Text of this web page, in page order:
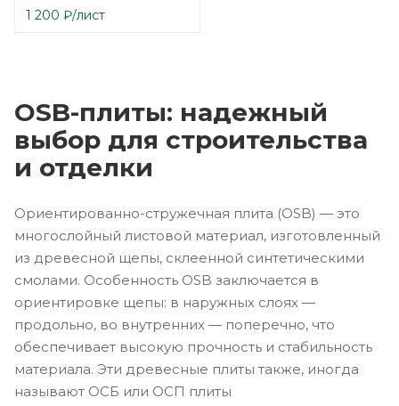
1 200 ₽/лист
OSB-плиты: надежный
выбор для строительства
и отделки
Ориентированно-стружечная плита (OSB) — это
многослойный листовой материал, изготовленный
из древесной щепы, склеенной синтетическими
смолами. Особенность OSB заключается в
ориентировке щепы: в наружных слоях —
продольно, во внутренних — поперечно, что
обеспечивает высокую прочность и стабильность
материала. Эти древесные плиты также, иногда
называют ОСБ или ОСП плиты